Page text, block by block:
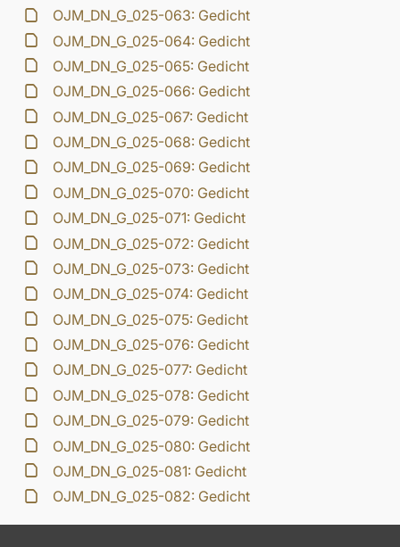
OJM_DN_G_025-063: Gedicht
OJM_DN_G_025-064: Gedicht
OJM_DN_G_025-065: Gedicht
OJM_DN_G_025-066: Gedicht
OJM_DN_G_025-067: Gedicht
OJM_DN_G_025-068: Gedicht
OJM_DN_G_025-069: Gedicht
OJM_DN_G_025-070: Gedicht
OJM_DN_G_025-071: Gedicht
OJM_DN_G_025-072: Gedicht
OJM_DN_G_025-073: Gedicht
OJM_DN_G_025-074: Gedicht
OJM_DN_G_025-075: Gedicht
OJM_DN_G_025-076: Gedicht
OJM_DN_G_025-077: Gedicht
OJM_DN_G_025-078: Gedicht
OJM_DN_G_025-079: Gedicht
OJM_DN_G_025-080: Gedicht
OJM_DN_G_025-081: Gedicht
OJM_DN_G_025-082: Gedicht